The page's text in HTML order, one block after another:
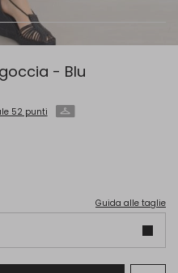
- Blu
52 punti
Guida alle taglie